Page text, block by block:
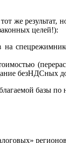
же
целей!):
на
безНДСных
базы по